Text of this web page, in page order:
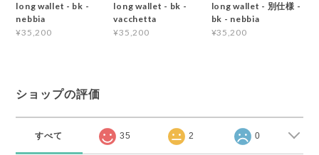
long wallet - bk -
nebbia
¥35,200
long wallet - bk -
vacchetta
¥35,200
long wallet - 別仕様 -
bk - nebbia
¥35,200
ショップの評価
すべて 35 2 0